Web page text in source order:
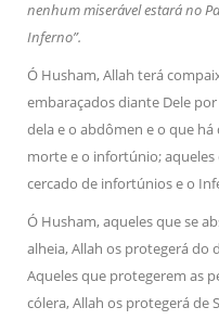
nenhum miserável estará no
Inferno”.
Ó Husham, Allah terá
embaraçados diante Dele
dela e o abdômen e o que
morte e o infortúnio; aqueles
cercado de infortúnios e o
Ó Husham, aqueles que se
alheia, Allah os protegerá do
Aqueles que protegerem as
cólera, Allah os protegerá de